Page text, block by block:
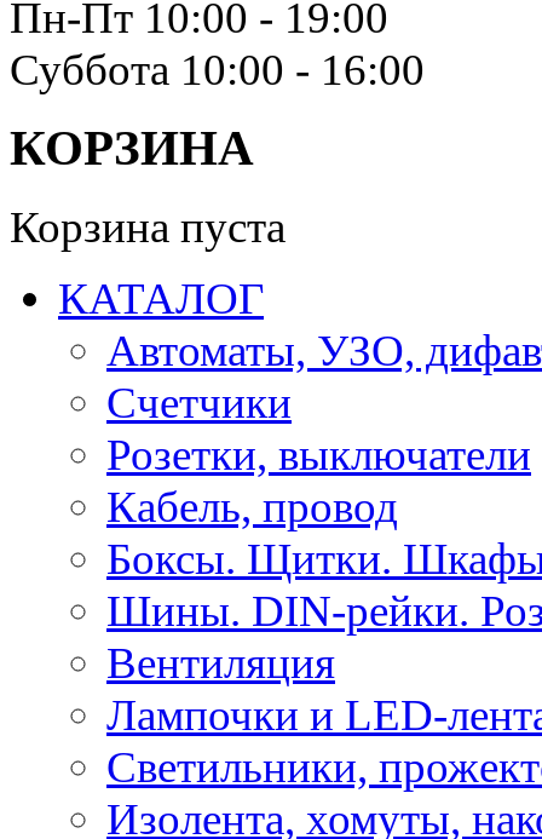
Пн-Пт 10:00 - 19:00
Суббота 10:00 - 16:00
КОРЗИНА
Корзина пуста
КАТАЛОГ
Автоматы, УЗО,
Счетчики
Розетки, выключатели
Кабель, провод
Боксы. Щитки.
Шины. DIN-рейки.
Вентиляция
Лампочки и LED-
Светильники,
Изолента, хомуты,